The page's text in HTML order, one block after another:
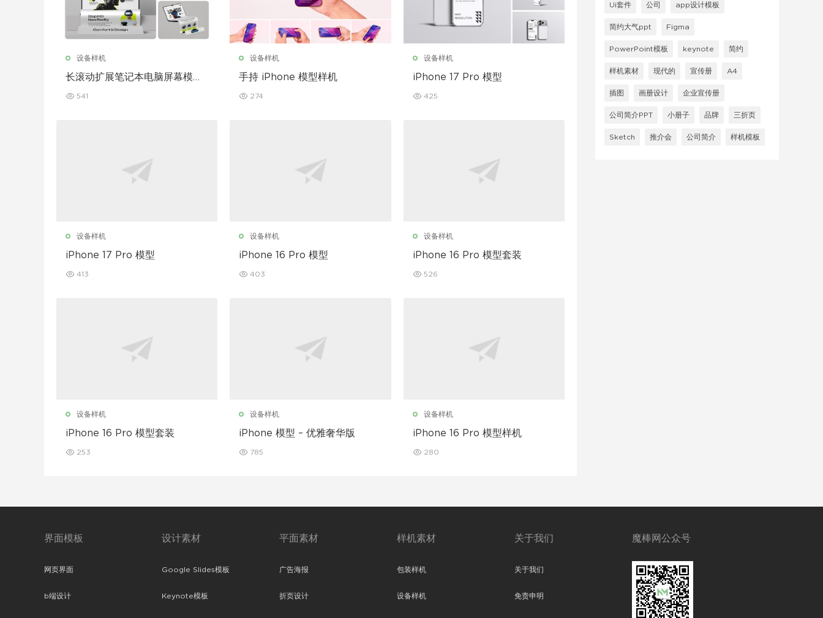
设备样机
长滚动扩展笔记本电脑屏幕模型
541
设备样机
手持 iPhone 模型样机
274
设备样机
iPhone 17 Pro 模型
425
设备样机
iPhone 17 Pro 模型
413
设备样机
iPhone 16 Pro 模型
403
设备样机
iPhone 16 Pro 模型套装
526
设备样机
iPhone 16 Pro 模型套装
253
设备样机
iPhone 模型 – 优雅奢华版
785
设备样机
iPhone 16 Pro 模型样机
280
Ui套件 公司 app设计模板
简约大气ppt Figma
PowerPoint模板 keynote 简约
样机素材 现代的 宣传册 A4
插图 画册设计 企业宣传册
公司简介PPT 小册子 品牌 三折页
Sketch 推介会 公司简介 样机模板
界面模板
网页界面
b端设计
设计素材
Google Slides模板
Keynote模板
平面素材
广告海报
折页设计
样机素材
包装样机
设备样机
关于我们
关于我们
免责申明
魔棒网公众号